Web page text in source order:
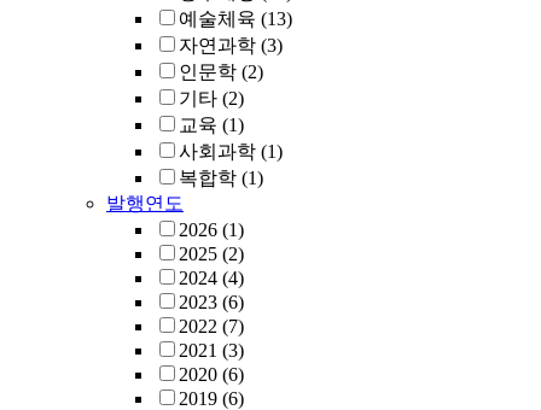
예술체육 (13)
자연과학 (3)
인문학 (2)
기타 (2)
교육 (1)
사회과학 (1)
복합학 (1)
발행연도
2026 (1)
2025 (2)
2024 (4)
2023 (6)
2022 (7)
2021 (3)
2020 (6)
2019 (6)